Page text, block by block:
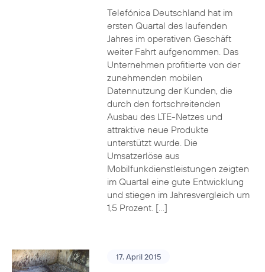
Telefónica Deutschland hat im
ersten Quartal des laufenden
Jahres im operativen Geschäft
weiter Fahrt aufgenommen. Das
Unternehmen profitierte von der
zunehmenden mobilen
Datennutzung der Kunden, die
durch den fortschreitenden
Ausbau des LTE-Netzes und
attraktive neue Produkte
unterstützt wurde. Die
Umsatzerlöse aus
Mobilfunkdienstleistungen zeigten
im Quartal eine gute Entwicklung
und stiegen im Jahresvergleich um
1,5 Prozent. […]
17. April 2015